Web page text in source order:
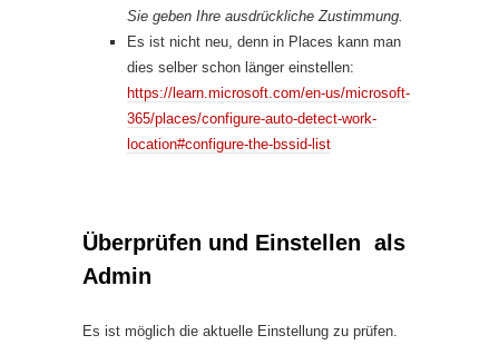
Sie geben Ihre ausdrückliche Zustimmung.
Es ist nicht neu, denn in Places kann man
dies selber schon länger einstellen:
https://learn.microsoft.com/en-us/microsoft-
365/places/configure-auto-detect-work-
location#configure-the-bssid-list
Überprüfen und Einstellen als
Admin
Es ist möglich die aktuelle Einstellung zu prüfen.